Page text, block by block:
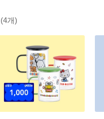
(4개)